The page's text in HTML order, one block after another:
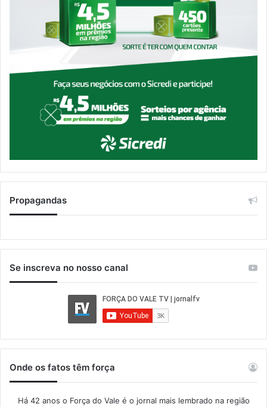
Propagandas
Se inscreva no nosso canal
Onde os fatos têm força
Há 42 anos o Força do Vale é o jornal mais lembrado na região